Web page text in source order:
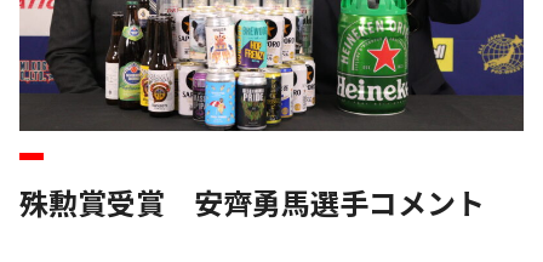
殊勲賞受賞 安齊勇馬選手コメント